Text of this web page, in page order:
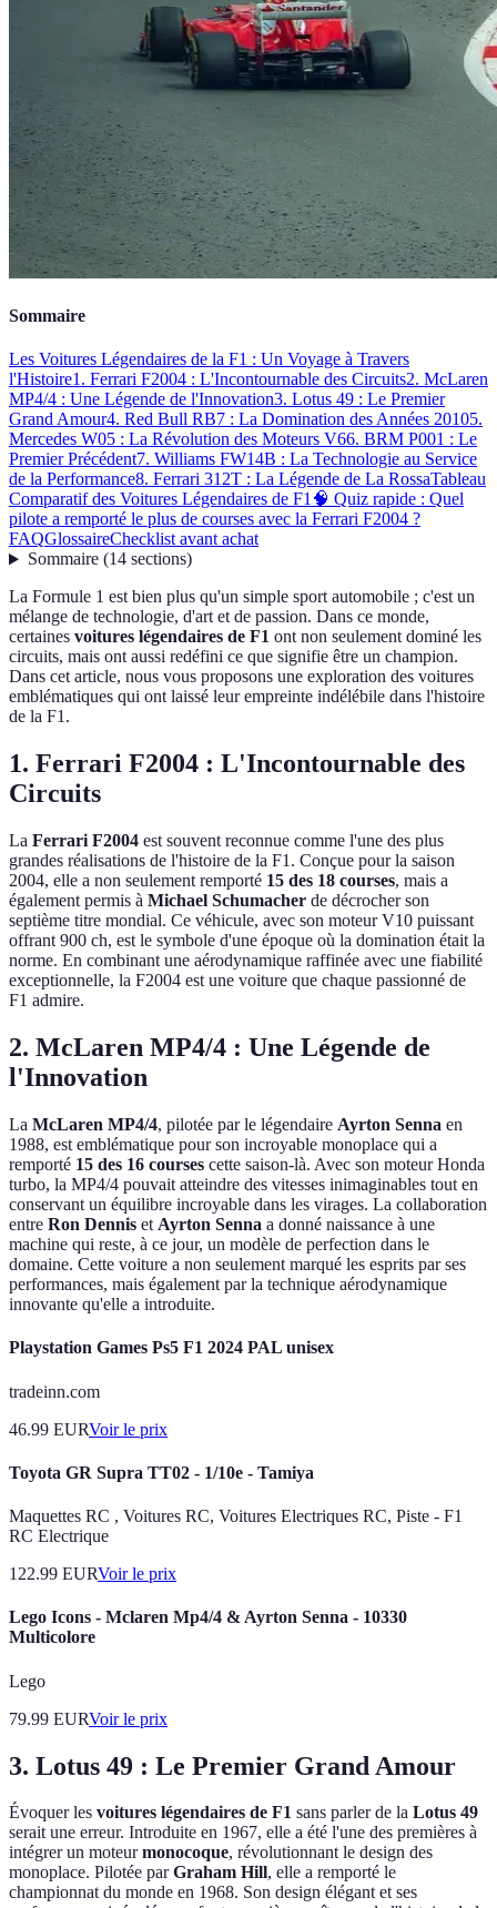
Sommaire
Les Voitures Légendaires de la F1 : Un Voyage à Travers
l'Histoire1. Ferrari F2004 : L'Incontournable des Circuits2. McLaren
MP4/4 : Une Légende de l'Innovation3. Lotus 49 : Le Premier
Grand Amour4. Red Bull RB7 : La Domination des Années 20105.
Mercedes W05 : La Révolution des Moteurs V66. BRM P001 : Le
Premier Précédent7. Williams FW14B : La Technologie au Service
de la Performance8. Ferrari 312T : La Légende de La RossaTableau
Comparatif des Voitures Légendaires de F1🧠 Quiz rapide : Quel
pilote a remporté le plus de courses avec la Ferrari F2004 ?
FAQGlossaireChecklist avant achat
Sommaire(14 sections)
La Formule 1 est bien plus qu'un simple sport automobile ; c'est un
mélange de technologie, d'art et de passion. Dans ce monde,
certaines voitures légendaires de F1 ont non seulement dominé les
circuits, mais ont aussi redéfini ce que signifie être un champion.
Dans cet article, nous vous proposons une exploration des voitures
emblématiques qui ont laissé leur empreinte indélébile dans l'histoire
de la F1.
1. Ferrari F2004 : L'Incontournable des
Circuits
La Ferrari F2004 est souvent reconnue comme l'une des plus
grandes réalisations de l'histoire de la F1. Conçue pour la saison
2004, elle a non seulement remporté 15 des 18 courses, mais a
également permis à Michael Schumacher de décrocher son
septième titre mondial. Ce véhicule, avec son moteur V10 puissant
offrant 900 ch, est le symbole d'une époque où la domination était la
norme. En combinant une aérodynamique raffinée avec une fiabilité
exceptionnelle, la F2004 est une voiture que chaque passionné de
F1 admire.
2. McLaren MP4/4 : Une Légende de
l'Innovation
La McLaren MP4/4, pilotée par le légendaire Ayrton Senna en
1988, est emblématique pour son incroyable monoplace qui a
remporté 15 des 16 courses cette saison-là. Avec son moteur Honda
turbo, la MP4/4 pouvait atteindre des vitesses inimaginables tout en
conservant un équilibre incroyable dans les virages. La collaboration
entre Ron Dennis et Ayrton Senna a donné naissance à une
machine qui reste, à ce jour, un modèle de perfection dans le
domaine. Cette voiture a non seulement marqué les esprits par ses
performances, mais également par la technique aérodynamique
innovante qu'elle a introduite.
Playstation Games Ps5 F1 2024 PAL unisex
tradeinn.com
46.99 EURVoir le prix
Toyota GR Supra TT02 - 1/10e - Tamiya
Maquettes RC , Voitures RC, Voitures Electriques RC, Piste - F1
RC Electrique
122.99 EURVoir le prix
Lego Icons - Mclaren Mp4/4 & Ayrton Senna - 10330
Multicolore
Lego
79.99 EURVoir le prix
3. Lotus 49 : Le Premier Grand Amour
Évoquer les voitures légendaires de F1 sans parler de la Lotus 49
serait une erreur. Introduite en 1967, elle a été l'une des premières à
intégrer un moteurmonocoque, révolutionnant le design des
monoplace. Pilotée parGraham Hill, elle a remporté le
championnat du monde en 1968. Son design élégant et ses